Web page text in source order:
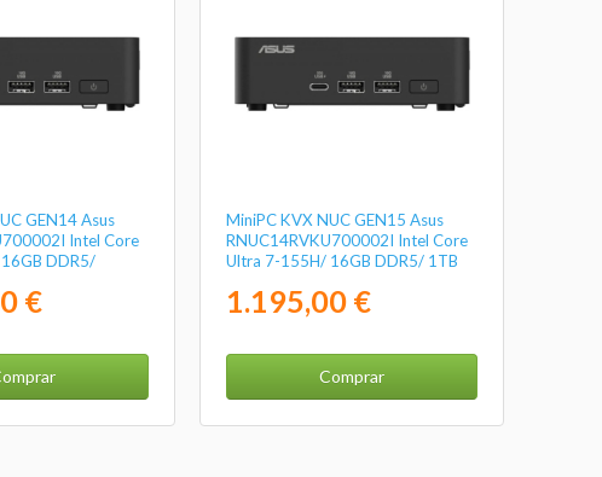
GEN14 Asus
Intel Core
DDR5/
€
MiniPC KVX NUC GEN15 Asus
RNUC14RVKU700002I Intel Core
Ultra 7-155H/ 16GB DDR5/ 1TB
1.195,00 €
Comprar